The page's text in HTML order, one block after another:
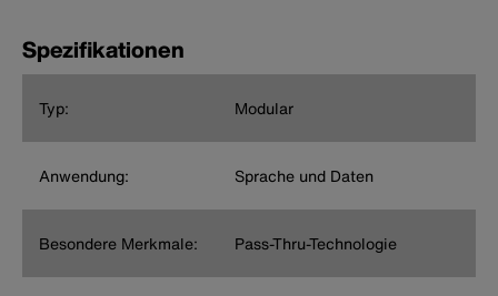
Spezifikationen
Typ: Modular
Anwendung: Sprache und Daten
Besondere Merkmale: Pass-Thru-Technologie